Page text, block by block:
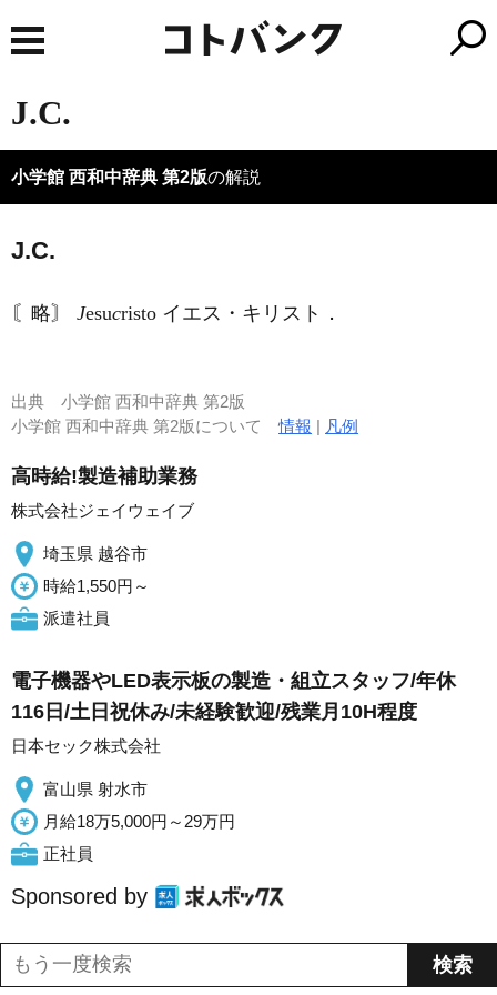
J.C.
小学館 西和中辞典 第2版の解説
J.C.
〘略〙 Jesucristo イエス・キリスト．
出典 小学館 西和中辞典 第2版
小学館 西和中辞典 第2版について情報 | 凡例
高時給!製造補助業務
株式会社ジェイウェイブ
埼玉県 越谷市
時給1,550円～
派遣社員
電子機器やLED表示板の製造・組立スタッフ/年休
116日/土日祝休み/未経験歓迎/残業月10H程度
日本セック株式会社
富山県 射水市
月給18万5,000円～29万円
正社員
Sponsored by